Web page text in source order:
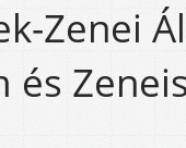
Zenei
és